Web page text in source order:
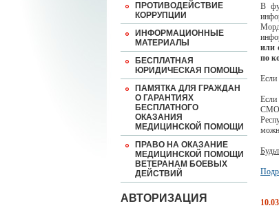
ПРОТИВОДЕЙСТВИЕ
КОРРУПЦИИ
ИНФОРМАЦИОННЫЕ
МАТЕРИАЛЫ
БЕСПЛАТНАЯ
ЮРИДИЧЕСКАЯ ПОМОЩЬ
ПАМЯТКА ДЛЯ ГРАЖДАН
О ГАРАНТИЯХ
БЕСПЛАТНОГО
ОКАЗАНИЯ
МЕДИЦИНСКОЙ ПОМОЩИ
ПРАВО НА ОКАЗАНИЕ
МЕДИЦИНСКОЙ ПОМОЩИ
ВЕТЕРАНАМ БОЕВЫХ
ДЕЙСТВИЙ
АВТОРИЗАЦИЯ
В
или
по
Если
Если
СМО,